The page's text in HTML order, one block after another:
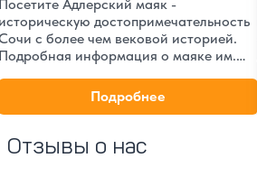
Адлерский маяк -
достопримечательность
с более чем вековой историей.
информация о маяке им.
отзывы туристов и советы
посещению.
Подробнее
Отзывы о нас